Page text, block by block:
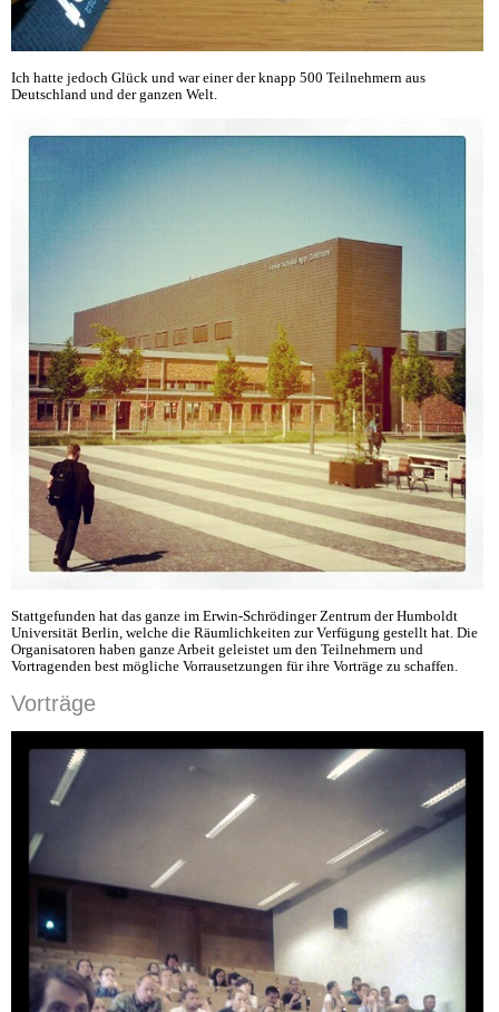
Ich hatte jedoch Glück und war einer der knapp 500 Teilnehmern aus
Deutschland und der ganzen Welt.
Stattgefunden hat das ganze im Erwin-Schrödinger Zentrum der Humboldt
Universität Berlin, welche die Räumlichkeiten zur Verfügung gestellt hat. Die
Organisatoren haben ganze Arbeit geleistet um den Teilnehmern und
Vortragenden best mögliche Vorrausetzungen für ihre Vorträge zu schaffen.
Vorträge